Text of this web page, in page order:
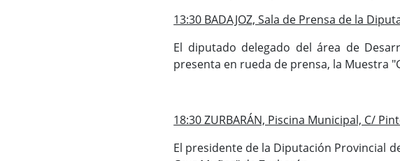
13:30 BADAJOZ, Sala de Prensa de la
El diputado delegado del área de
presenta en rueda de prensa, la Muestra
18:30 ZURBARÁN, Piscina Municipal, C/
El presidente de la Diputación Provincial